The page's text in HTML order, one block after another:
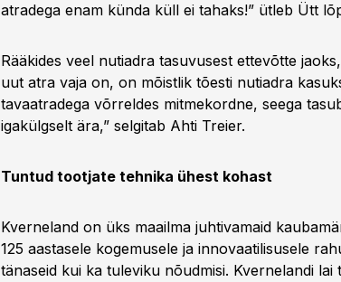
atradega enam künda küll ei tahaks!” ütleb Ütt
Rääkides veel nutiadra tasuvusest ettevõtte
uut atra vaja on, on mõistlik tõesti nutiadra
tavaatradega võrreldes mitmekordne, seega
igakülgselt ära,” selgitab Ahti Treier.
Tuntud tootjate tehnika ühest kohast
Kverneland on üks maailma juhtivamaid
125 aastasele kogemusele ja innovaatilisusele
tänaseid kui ka tuleviku nõudmisi. Kvernelandi